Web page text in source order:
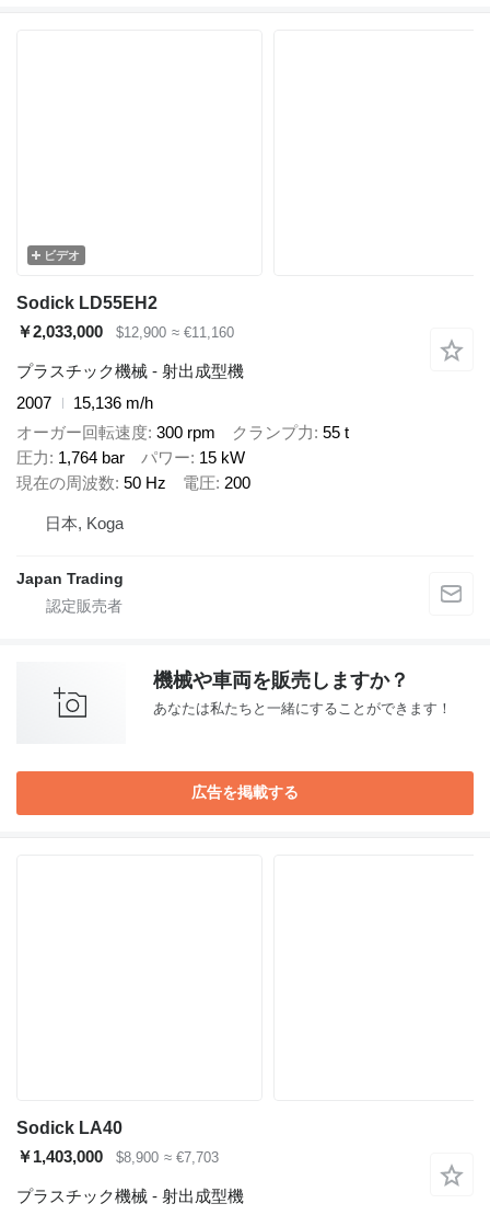
ビデオ
Sodick LD55EH2
￥2,033,000
$12,900 ≈ €11,160
プラスチック機械 - 射出成型機
2007
15,136 m/h
オーガー回転速度 300 rpm クランプ力 55 t
圧力
1,764 bar パワー 15 kW
現在の周波数 50 Hz 電圧 200
日本, Koga
Japan Trading
機械や車両を販売しますか？
あなたは私たちと一緒にすることができます！
広告を掲載する
Sodick LA40
￥1,403,000
$8,900 ≈ €7,703
プラスチック機械 - 射出成型機